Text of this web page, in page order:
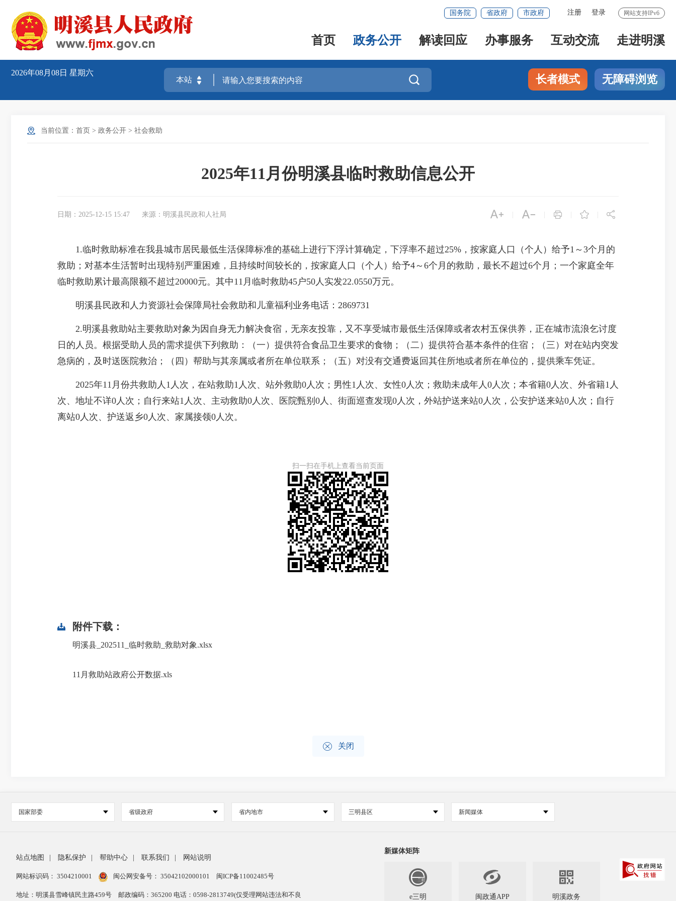
网站支持IPv6
注册 登录
国务院 省政府 市政府
首页 政务公开 解读回应 办事服务 互动交流 走进明溪
2026年08月08日 星期六
 长者模式 无障碍浏览
当前位置： 首页 > 政务公开 > 社会救助
2025年11月份明溪县临时救助信息公开
日期：2025-12-15 15:47 来源：明溪县民政和人社局     
1.临时救助标准在我县城市居民最低生活保障标准的基础上进行下浮计算确定，下浮率不超过25%，按家庭人口（个人）给予1～3个月的
救助；对基本生活暂时出现特别严重困难，且持续时间较长的，按家庭人口（个人）给予4～6个月的救助，最长不超过6个月；一个家庭全年
临时救助累计最高限额不超过20000元。其中11月临时救助45户50人实发22.0550万元。
明溪县民政和人力资源社会保障局社会救助和儿童福利业务电话：2869731
2.明溪县救助站主要救助对象为因自身无力解决食宿，无亲友投靠，又不享受城市最低生活保障或者农村五保供养，正在城市流浪乞讨度
日的人员。根据受助人员的需求提供下列救助：（一）提供符合食品卫生要求的食物；（二）提供符合基本条件的住宿；（三）对在站内突发
急病的，及时送医院救治；（四）帮助与其亲属或者所在单位联系；（五）对没有交通费返回其住所地或者所在单位的，提供乘车凭证。
2025年11月份共救助人1人次，在站救助1人次、站外救助0人次；男性1人次、女性0人次；救助未成年人0人次；本省籍0人次、外省籍1人
次、地址不详0人次；自行来站1人次、主动救助0人次、医院甄别0人、街面巡查发现0人次，外站护送来站0人次，公安护送来站0人次；自行
离站0人次、护送返乡0人次、家属接领0人次。
扫一扫在手机上查看当前页面
附件下载：
明溪县_202511_临时救助_救助对象.xlsx
11月救助站政府公开数据.xls
 关闭
国家部委 省级政府 省内地市 三明县区 新闻媒体
站点地图 隐私保护 帮助中心 联系我们 网站说明
网站标识码： 3504210001 闽公网安备号： 35042102000101 闽ICP备11002485号
地址：明溪县雪峰镇民主路459号 邮政编码：365200 电话：0598-2813749(仅受理网站违法和不良
新媒体矩阵
e三明

闽政通APP

明溪政务